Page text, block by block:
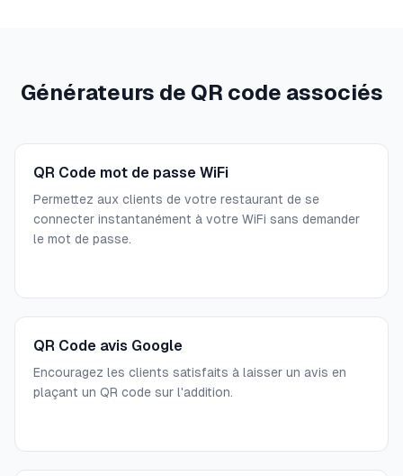
Générateurs de QR code associés
QR Code mot de passe WiFi
Permettez aux clients de votre restaurant de se
connecter instantanément à votre WiFi sans demander
le mot de passe.
QR Code avis Google
Encouragez les clients satisfaits à laisser un avis en
plaçant un QR code sur l'addition.